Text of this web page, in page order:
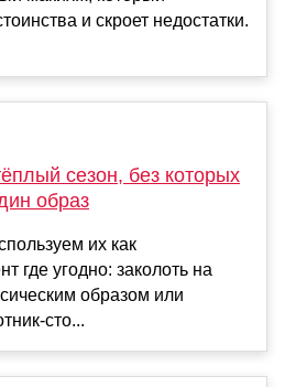
и скроет недостатки.
сезон, без которых
образ
их как
где угодно: заколоть на
образом или
сто...